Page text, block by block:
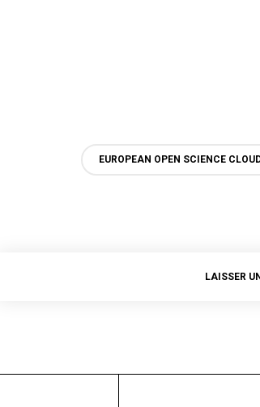
EUROPEAN OPEN SCIENCE
LAISSER